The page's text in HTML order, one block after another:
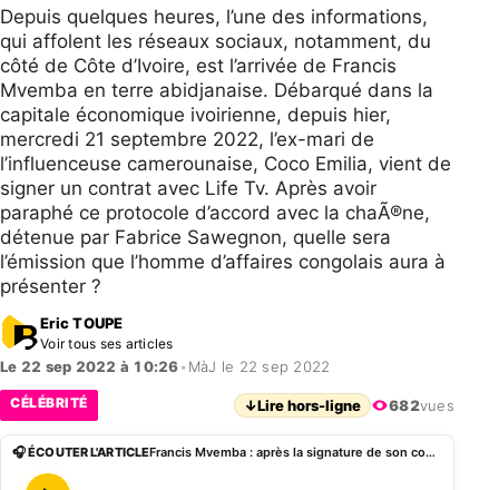
Depuis quelques heures, l’une des informations,
qui affolent les réseaux sociaux, notamment, du
côté de Côte d’Ivoire, est l’arrivée de Francis
Mvemba en terre abidjanaise. Débarqué dans la
capitale économique ivoirienne, depuis hier,
mercredi 21 septembre 2022, l’ex-mari de
l’influenceuse camerounaise, Coco Emilia, vient de
signer un contrat avec Life Tv. Après avoir
paraphé ce protocole d’accord avec la chaÃ®ne,
détenue par Fabrice Sawegnon, quelle sera
l’émission que l’homme d’affaires congolais aura à
présenter ?
Eric TOUPE
Voir tous ses articles
Le 22 sep 2022 à 10:26• MàJ le 22 sep 2022
CÉLÉBRITÉ ↓Lire hors-ligne 682vues
🎧 ÉCOUTER L'ARTICLE Francis Mvemba : après la signature de son contrat avec Life Tv, quelle sera son émission ? (photo)